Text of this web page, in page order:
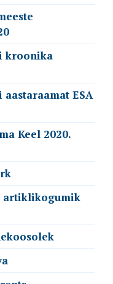
kroonika
ESA
Keel 2020.
artiklikogumik